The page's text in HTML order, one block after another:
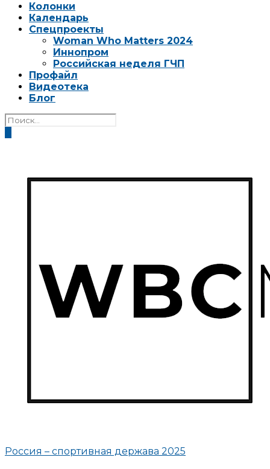
Колонки
Календарь
Спецпроекты
Woman Who Matters 2024
Иннопром
Российская неделя ГЧП
Профайл
Видеотека
Блог
Россия – спортивная держава 2025